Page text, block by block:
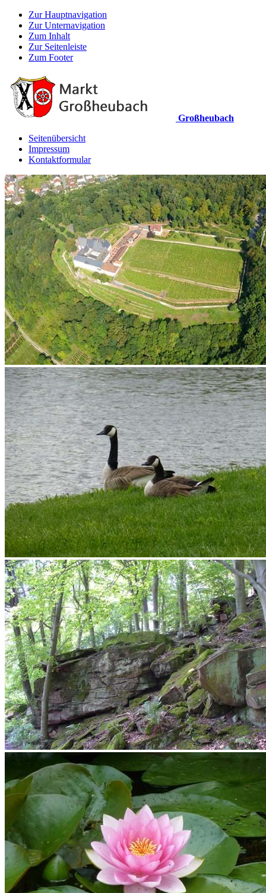
Zur Hauptnavigation
Zur Unternavigation
Zum Inhalt
Zur Seitenleiste
Zum Footer
Großheubach
Seitenübersicht
Impressum
Kontaktformular